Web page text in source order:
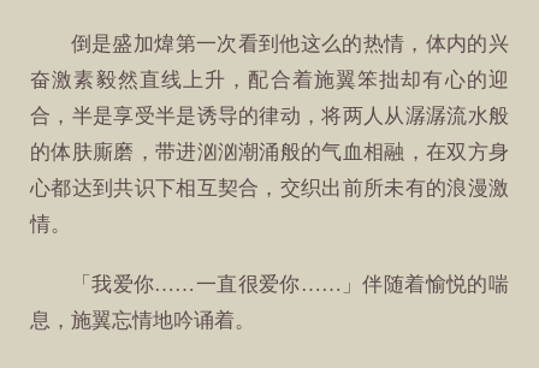
倒是盛加煒第一次看到他这么的热情，体内的兴
奋激素毅然直线上升，配合着施翼笨拙却有心的迎
合，半是享受半是诱导的律动，将两人从潺潺流水般
的体肤廝磨，带进汹汹潮涌般的气血相融，在双方身
心都达到共识下相互契合，交织出前所未有的浪漫激
情。
「我爱你……一直很爱你……」伴随着愉悦的喘
息，施翼忘情地吟诵着。